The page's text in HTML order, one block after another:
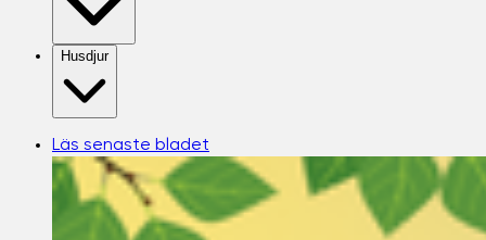
Husdjur
Läs senaste bladet